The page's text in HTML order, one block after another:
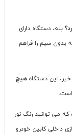
بله، دستگاه دارای
سیم را فراهم
خیر، این دستگاه هیچ
است.
می توانید رنگ نور
داخلی کابین خودرو